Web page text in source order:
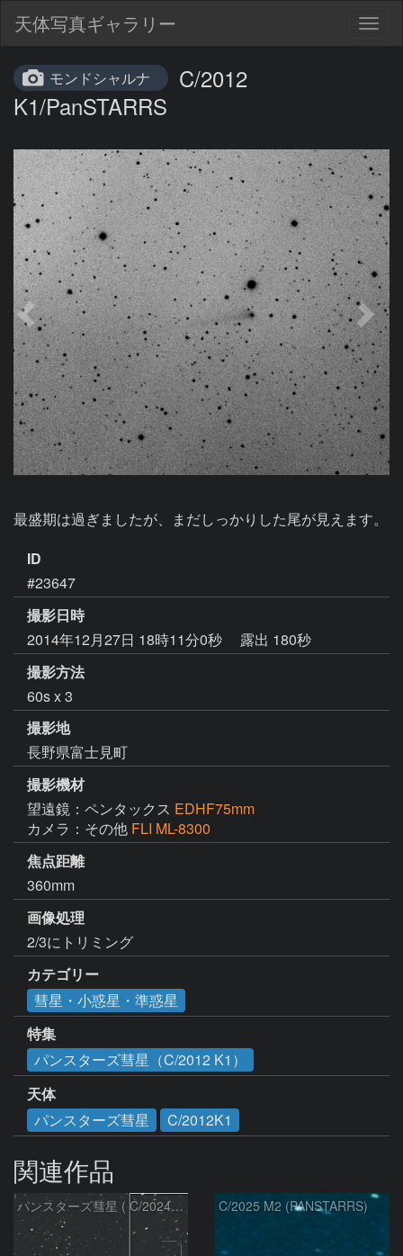
天体写真ギャラリー
モンドシャルナ
C/2012
K1/PanSTARRS
最盛期は過ぎましたが、まだしっかりした尾が見えます。
ID
#23647
撮影日時
2014年12月27日 18時11分0秒
露出 180秒
撮影方法
60s x 3
撮影地
長野県富士見町
撮影機材
望遠鏡：ペンタックス EDHF75mm
カメラ：その他 FLI ML-8300
焦点距離
360mm
画像処理
2/3にトリミング
カテゴリー
彗星・小惑星・準惑星
特集
パンスターズ彗星（C/2012 K1）
天体
パンスターズ彗星
C/2012K1
関連作品
パンスターズ彗星 ( C/2024R4 )：2026/07/27 C/2025 M2 (PANSTARRS)